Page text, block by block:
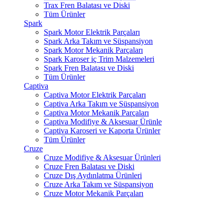
Trax Fren Balatası ve Diski
Tüm Ürünler
Spark
Spark Motor Elektrik Parçaları
Spark Arka Takım ve Süspansiyon
Spark Motor Mekanik Parçaları
Spark Karoser iç Trim Malzemeleri
Spark Fren Balatası ve Diski
Tüm Ürünler
Captiva
Captiva Motor Elektrik Parçaları
Captiva Arka Takım ve Süspansiyon
Captiva Motor Mekanik Parçaları
Captiva Modifiye & Aksesuar Ürünle
Captiva Karoseri ve Kaporta Ürünler
Tüm Ürünler
Cruze
Cruze Modifiye & Aksesuar Ürünleri
Cruze Fren Balatası ve Diski
Cruze Dış Aydınlatma Ürünleri
Cruze Arka Takım ve Süspansiyon
Cruze Motor Mekanik Parçaları